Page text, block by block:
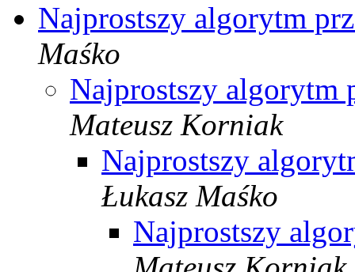
Najprostszy algorytm
Maśko
Najprostszy algorytm
Mateusz Korniak
Najprostszy
Łukasz Maśko
Najprostszy